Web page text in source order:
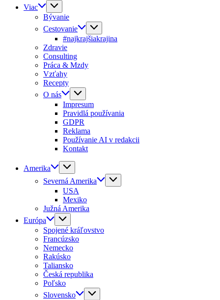
Viac
Bývanie
Cestovanie
#najkrajšiakrajina
Zdravie
Consulting
Práca & Mzdy
Vzťahy
Recepty
O nás
Impresum
Pravidlá používania
GDPR
Reklama
Používanie AI v redakcii
Kontakt
Amerika
Severná Amerika
USA
Mexiko
Južná Amerika
Európa
Spojené kráľovstvo
Francúzsko
Nemecko
Rakúsko
Taliansko
Česká republika
Poľsko
Slovensko